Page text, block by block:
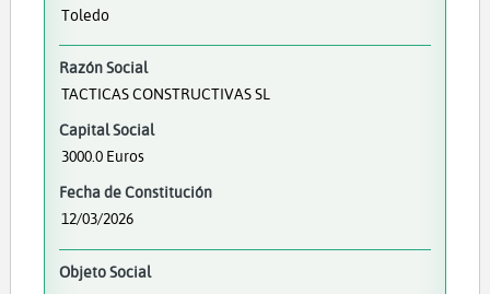
Toledo
Razón Social
TACTICAS CONSTRUCTIVAS SL
Capital Social
3000.0 Euros
Fecha de Constitución
12/03/2026
Objeto Social